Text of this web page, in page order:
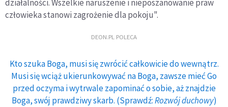
działalności. Wszelkie naruszenie i nieposzanowanie praw
człowieka stanowi zagrożenie dla pokoju".
DEON.PL POLECA
Kto szuka Boga, musi się zwrócić całkowicie do wewnątrz.
Musi się wciąż ukierunkowywać na Boga, zawsze mieć Go
przed oczyma i wytrwale zapominać o sobie, aż znajdzie
Boga, swój prawdziwy skarb. (Sprawdź:Rozwój duchowy)